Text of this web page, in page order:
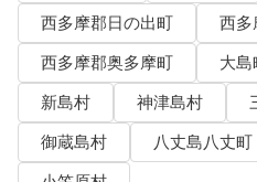
西多摩郡日の出町
西多
西多摩郡奥多摩町
大島
新島村
神津島村
御蔵島村
八丈島八丈町